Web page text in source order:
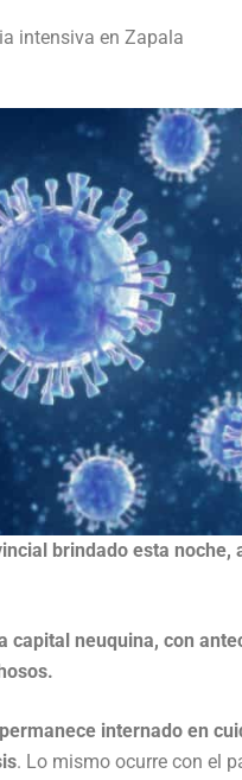
intensiva en Zapala
brindado esta noche,
capital neuquina, con
internado en
. Lo mismo ocurre con el